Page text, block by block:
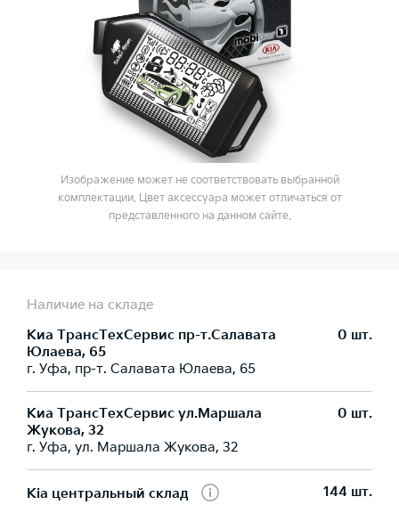
Изображение может не соответствовать выбранной
комплектации. Цвет аксессуара может отличаться от
представленного на данном сайте.
Наличие на складе
Киа ТрансТехСервис пр-т.Салавата
Юлаева, 65
г. Уфа, пр-т. Салавата Юлаева, 65
0 шт.
Киа ТрансТехСервис ул.Маршала
Жукова, 32
г. Уфа, ул. Маршала Жукова, 32
0 шт.
Kia центральный склад 144 шт.